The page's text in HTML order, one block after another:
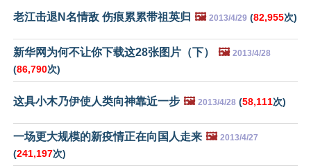
老江击退N名情敌 伤痕累累带祖英归 🖼️ 2013/4/29 (82,955次)
新华网为何不让你下载这28张图片（下） 🖼️ 2013/4/28
(86,790次)
这具小木乃伊使人类向神靠近一步 🖼️ 2013/4/28 (58,111次)
一场更大规模的新疫情正在向国人走来 🖼️ 2013/4/27
(241,197次)